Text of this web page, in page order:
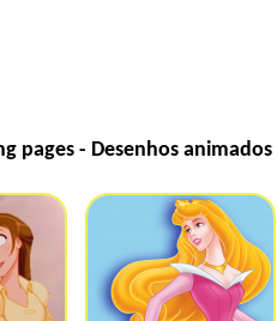
pages - Desenhos animados